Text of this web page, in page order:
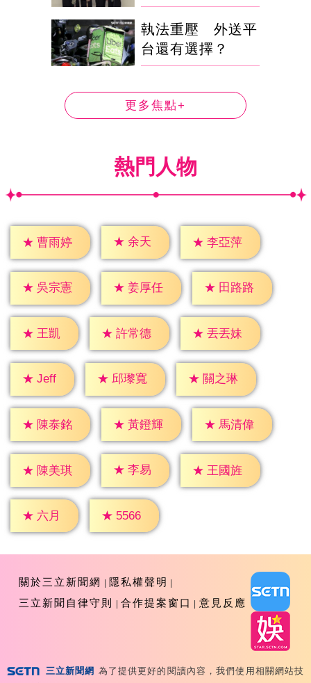
執法重壓 外送平
台還有選擇？
更多焦點+
熱門人物
★ 曹雨婷 ★ 余天 ★ 李亞萍
★ 吳宗憲 ★ 姜厚任 ★ 田路路
★ 王凱 ★ 許常德 ★ 丟丟妹
★ Jeff ★ 邱瓈寬 ★ 關之琳
★ 陳泰銘 ★ 黃鐙輝 ★ 馬清偉
★ 陳美琪 ★ 李易 ★ 王國旌
★ 六月 ★ 5566
關於三立新聞網
隱私權聲明
三立新聞自律守則
合作提案窗口 意見反應
三立新聞網 為了提供更好的閱讀內容，我們使用相關網站技